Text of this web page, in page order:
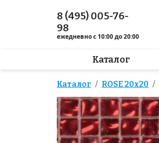
8 (495) 005-76-
98
ежедневно с 10:00 до 20:00
Каталог
Каталог ROSE 20x20